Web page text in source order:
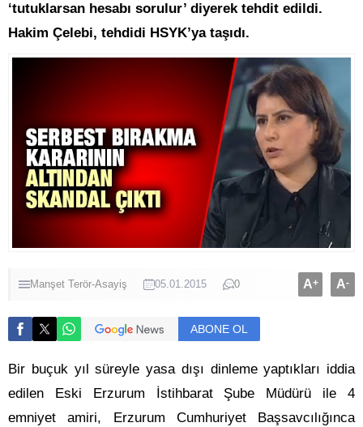
‘tutuklarsan hesabı sorulur’ diyerek tehdit edildi.
Hakim Çelebi, tehdidi HSYK’ya taşıdı.
Manşet Terör-Asayiş 05.01.2015 0 A+ A-
ABONE OL
Bir buçuk yıl süreyle yasa dışı dinleme yaptıkları iddia
edilen Eski Erzurum İstihbarat Şube Müdürü ile 4
emniyet amiri, Erzurum Cumhuriyet Başsavcılığınca